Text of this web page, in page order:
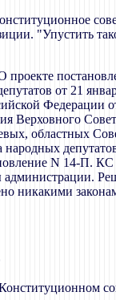
"Упустить
проекте
от 21
Федерации
Верховного
областных
N 14-П. КС
администрации.
никакими